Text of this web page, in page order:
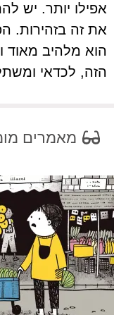
אפילו יותר. יש
את זה בזהירות.
הוא מלהיב
הזה, לכדאי
מאמרים